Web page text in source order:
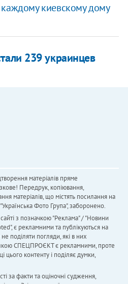
киевскому дому
239 украинцев
матеріалів пряме
Передрук, копіювання,
матеріалів, що містять посилання на
Фото Група", заборонено.
з позначкою "Реклама" / "Новини
є рекламними та публікуються на
поділяти погляди, які в них
СПЕЦПРОЄКТ є рекламними, проте
цього контенту і поділяє думки,
за факти та оціночні судження,